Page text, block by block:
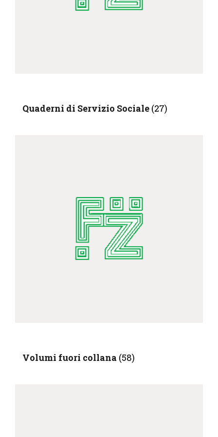
Quaderni di Servizio Sociale (27)
Volumi fuori collana (58)